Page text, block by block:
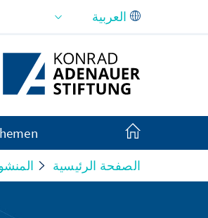
تخطي إلى المحتوى الرئيسي
الصفحة الرئيسية